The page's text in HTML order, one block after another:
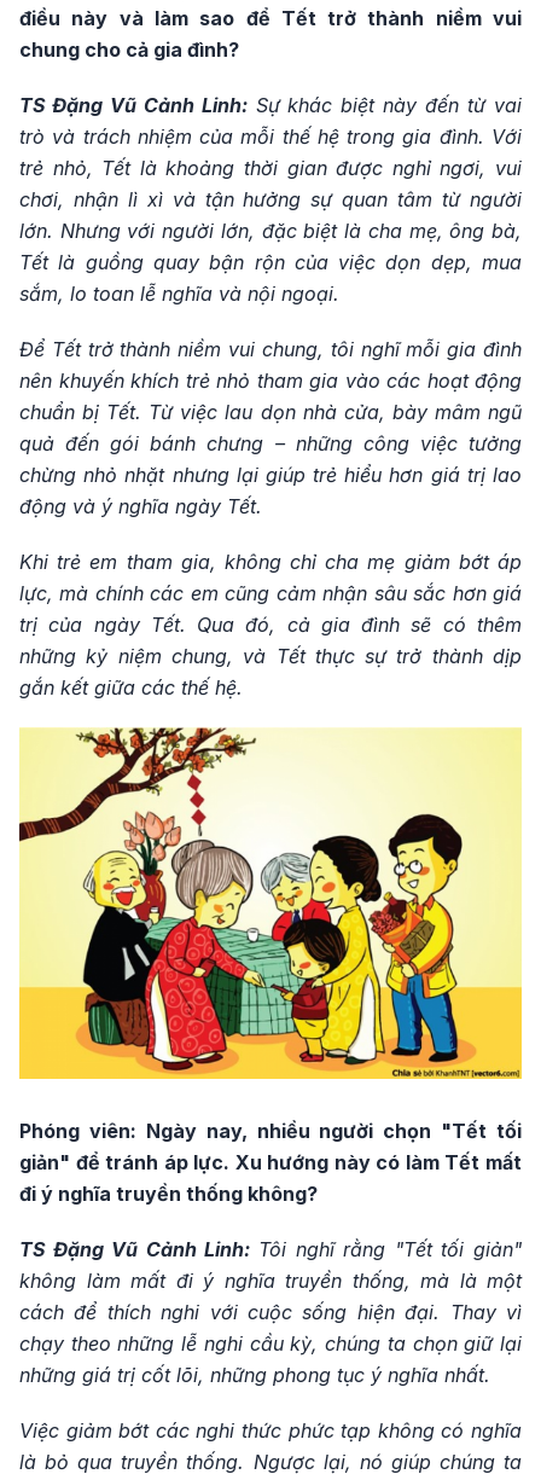
điều này và làm sao để Tết trở thành niềm vui
chung cho cả gia đình?
TS Đặng Vũ Cảnh Linh: Sự khác biệt này đến từ vai
trò và trách nhiệm của mỗi thế hệ trong gia đình. Với
trẻ nhỏ, Tết là khoảng thời gian được nghỉ ngơi, vui
chơi, nhận lì xì và tận hưởng sự quan tâm từ người
lớn. Nhưng với người lớn, đặc biệt là cha mẹ, ông bà,
Tết là guồng quay bận rộn của việc dọn dẹp, mua
sắm, lo toan lễ nghĩa và nội ngoại.
Để Tết trở thành niềm vui chung, tôi nghĩ mỗi gia đình
nên khuyến khích trẻ nhỏ tham gia vào các hoạt động
chuẩn bị Tết. Từ việc lau dọn nhà cửa, bày mâm ngũ
quả đến gói bánh chưng – những công việc tưởng
chừng nhỏ nhặt nhưng lại giúp trẻ hiểu hơn giá trị lao
động và ý nghĩa ngày Tết.
Khi trẻ em tham gia, không chỉ cha mẹ giảm bớt áp
lực, mà chính các em cũng cảm nhận sâu sắc hơn giá
trị của ngày Tết. Qua đó, cả gia đình sẽ có thêm
những kỷ niệm chung, và Tết thực sự trở thành dịp
gắn kết giữa các thế hệ.
Phóng viên: Ngày nay, nhiều người chọn "Tết tối
giản" để tránh áp lực. Xu hướng này có làm Tết mất
đi ý nghĩa truyền thống không?
TS Đặng Vũ Cảnh Linh: Tôi nghĩ rằng "Tết tối giản"
không làm mất đi ý nghĩa truyền thống, mà là một
cách để thích nghi với cuộc sống hiện đại. Thay vì
chạy theo những lễ nghi cầu kỳ, chúng ta chọn giữ lại
những giá trị cốt lõi, những phong tục ý nghĩa nhất.
Việc giảm bớt các nghi thức phức tạp không có nghĩa
là bỏ qua truyền thống. Ngược lại, nó giúp chúng ta